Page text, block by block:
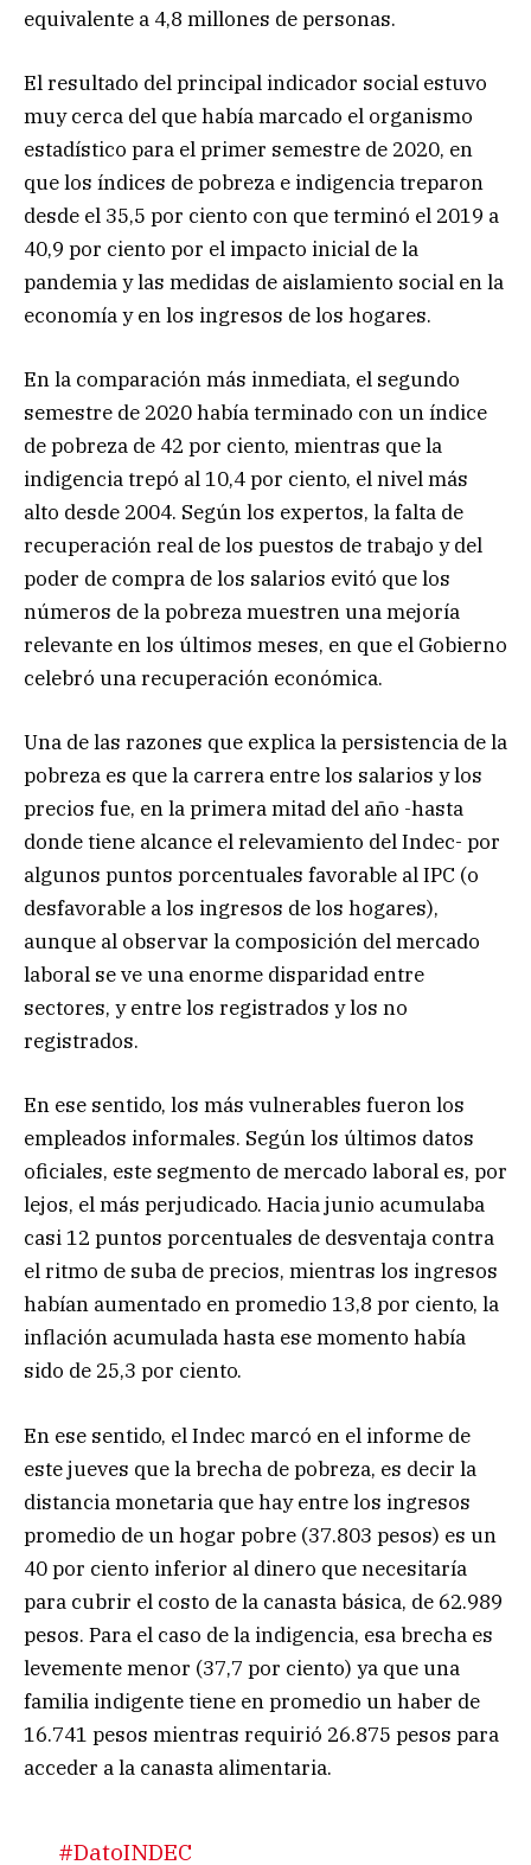
equivalente a 4,8 millones de personas.
El resultado del principal indicador social estuvo
muy cerca del que había marcado el organismo
estadístico para el primer semestre de 2020, en
que los índices de pobreza e indigencia treparon
desde el 35,5 por ciento con que terminó el 2019 a
40,9 por ciento por el impacto inicial de la
pandemia y las medidas de aislamiento social en la
economía y en los ingresos de los hogares.
En la comparación más inmediata, el segundo
semestre de 2020 había terminado con un índice
de pobreza de 42 por ciento, mientras que la
indigencia trepó al 10,4 por ciento, el nivel más
alto desde 2004. Según los expertos, la falta de
recuperación real de los puestos de trabajo y del
poder de compra de los salarios evitó que los
números de la pobreza muestren una mejoría
relevante en los últimos meses, en que el Gobierno
celebró una recuperación económica.
Una de las razones que explica la persistencia de la
pobreza es que la carrera entre los salarios y los
precios fue, en la primera mitad del año -hasta
donde tiene alcance el relevamiento del Indec- por
algunos puntos porcentuales favorable al IPC (o
desfavorable a los ingresos de los hogares),
aunque al observar la composición del mercado
laboral se ve una enorme disparidad entre
sectores, y entre los registrados y los no
registrados.
En ese sentido, los más vulnerables fueron los
empleados informales. Según los últimos datos
oficiales, este segmento de mercado laboral es, por
lejos, el más perjudicado. Hacia junio acumulaba
casi 12 puntos porcentuales de desventaja contra
el ritmo de suba de precios, mientras los ingresos
habían aumentado en promedio 13,8 por ciento, la
inflación acumulada hasta ese momento había
sido de 25,3 por ciento.
En ese sentido, el Indec marcó en el informe de
este jueves que la brecha de pobreza, es decir la
distancia monetaria que hay entre los ingresos
promedio de un hogar pobre (37.803 pesos) es un
40 por ciento inferior al dinero que necesitaría
para cubrir el costo de la canasta básica, de 62.989
pesos. Para el caso de la indigencia, esa brecha es
levemente menor (37,7 por ciento) ya que una
familia indigente tiene en promedio un haber de
16.741 pesos mientras requirió 26.875 pesos para
acceder a la canasta alimentaria.
#DatoINDEC